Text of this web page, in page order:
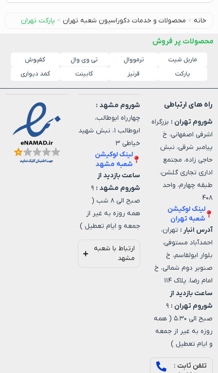
خانه > محصولات و خدمات دکوراسیون شعبه تهران > پارکت تهران
محصولات پر فروش
ماربل شیت ترمووال تی وی وال
کفپوش
پارکت
قرنیز کابینت کمد دیواری
راه های ارتباطی
شوروم تهران : بزرگراه
اشرفی اصفهانی، خ
پیامبر شرقی، نبش
حاجی زاده، مجتمع
اداری تجاری گلشن،
طبقه چهارم، واحد
۴۰۸
لینک لوکیشن
شعبه تهران
آدرس انبار : تهران،
احمدآباد مستوفی،
بلوار ابولقاسم، خ
صنوبر دوم شمالی، خ
امام رضا، پلاک ۱۱۴
ساعت بازدید از
شوروم تهران : ۹
صبح الی ۵.۳۰ ( همه
روزه به غیر از جمعه
و ایام تعطیل )
تلفن ثابت :
شوروم مشهد :
چهارراه ابوطالب،
ابوطالب ۱، نبش شهید
خیاطی ۳
لینک لوکیشن
شعبه مشهد
ساعت بازدید از
شوروم مشهد : ۹
صبح الی ۸ شب (
همه روزه به غیر از
جمعه و ایام تعطیل )
ارتباط با شعبه
مشهد